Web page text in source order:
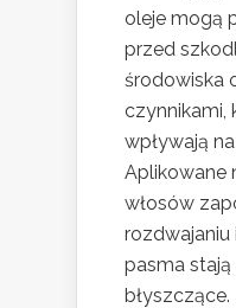
oleje mogą
przed
środowiska
czynnikami,
wpływają
Aplikowane
włosów
rozdwajaniu
pasma stają
błyszczące.